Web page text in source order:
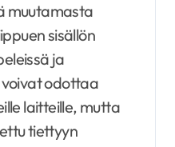
muutamasta
sisällön
ja
odottaa
laitteille, mutta
tiettyyn